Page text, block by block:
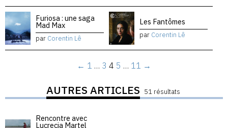
Furiosa : une saga
Mad Max
par Corentin Lê
Les Fantômes
par Corentin Lê
← 1 … 3 4 5 … 11 →
AUTRES ARTICLES 51 résultats
Rencontre avec
Lucrecia Martel